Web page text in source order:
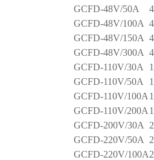
GCFD-48V/50A
GCFD-48V/100A
GCFD-48V/150A
GCFD-48V/300A
GCFD-110V/30A
GCFD-110V/50A
GCFD-110V/100A
GCFD-110V/200A
GCFD-200V/30A
GCFD-220V/50A
GCFD-220V/100A